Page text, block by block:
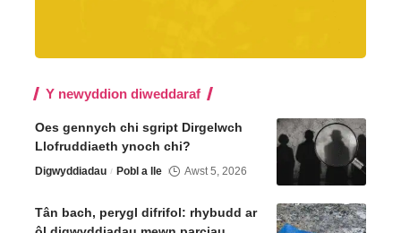
Y newyddion diweddaraf
Oes gennych chi sgript Dirgelwch
Llofruddiaeth ynoch chi?
Digwyddiadau Pobl a lle Awst 5, 2026
Tân bach, perygl difrifol: rhybudd ar